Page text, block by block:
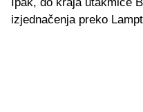
izjednačenja preko